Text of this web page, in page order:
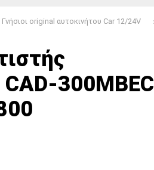
Γνήσιοι original αυτοκινήτου Car 12/24V
300MBEC